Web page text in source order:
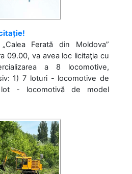
Ferată din Moldova”
09.00, va avea loc licitaţia cu
a 8 locomotive,
1) 7 loturi - locomotive de
- locomotivă de model